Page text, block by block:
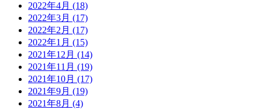
2022年4月 (18)
2022年3月 (17)
2022年2月 (17)
2022年1月 (15)
2021年12月 (14)
2021年11月 (19)
2021年10月 (17)
2021年9月 (19)
2021年8月 (4)